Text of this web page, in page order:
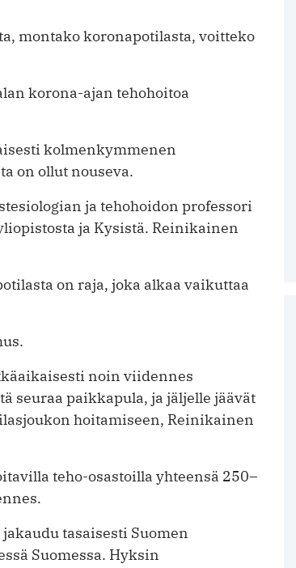
montako koronapotilasta, voitteko
korona-ajan tehohoitoa
kolmenkymmenen
on ollut nouseva.
ja tehohoidon professori
ja Kysistä. Reinikainen
on raja, joka alkaa vaikuttaa
noin viidennes
seuraa paikkapula, ja jäljelle jäävät
hoitamiseen, Reinikainen
teho-osastoilla yhteensä 250–
tasaisesti Suomen
Suomessa. Hyksin